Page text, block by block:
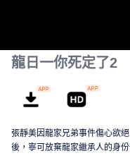
龍日一你死定了2
張靜美因龍家兄弟事件傷心欲
後，寧可放棄龍家繼承人的身